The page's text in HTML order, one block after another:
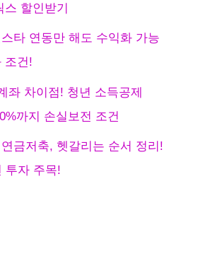
스 할인받기
타 연동만 해도 수익화 가능
조건!
좌 차이점! 청년 소득공제
까지 손실보전 조건
연금저축, 헷갈리는 순서 정리!
투자 주목!